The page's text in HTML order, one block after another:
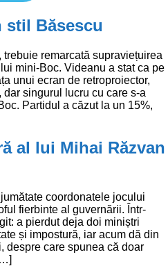
Băsescu
trebuie remarcată supraviețuirea
mini-Boc. Videanu a stat ca pe
unui ecran de retroproiector,
singurul lucru cu care s-a
Partidul a căzut la un 15%,
al lui Mihai Răzvan
coordonatele jocului
fierbinte al guvernării. Într-
a pierdut deja doi miniștri
și impostură, iar acum dă din
despre care spunea că doar